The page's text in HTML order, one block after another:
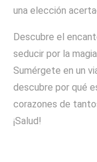
una elección
Descubre el
seducir por la
Sumérgete en un
descubre por qué
corazones de
¡Salud!